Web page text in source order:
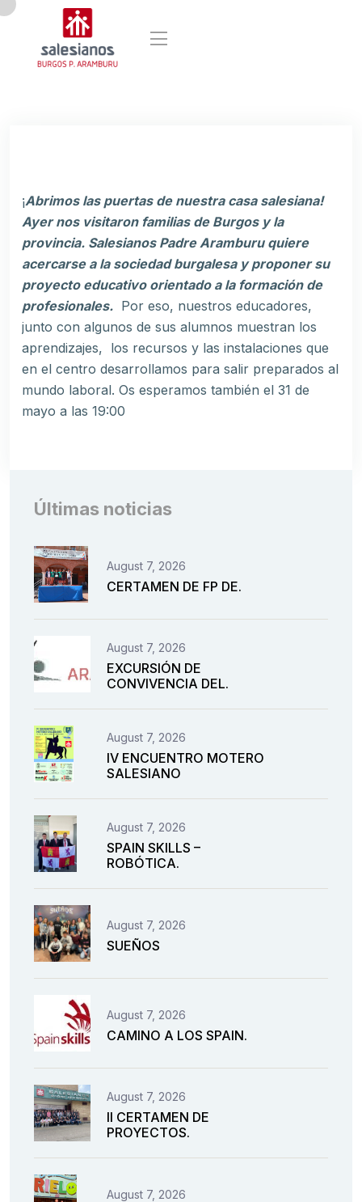
¡Abrimos las puertas de nuestra casa salesiana!
Ayer nos visitaron familias de Burgos y la
provincia. Salesianos Padre Aramburu quiere
acercarse a la sociedad burgalesa y proponer su
proyecto educativo orientado a la formación de
profesionales. Por eso, nuestros educadores,
junto con algunos de sus alumnos muestran los
aprendizajes, los recursos y las instalaciones que
en el centro desarrollamos para salir preparados al
mundo laboral. Os esperamos también el 31 de
mayo a las 19:00
Últimas noticias
August 7, 2026
CERTAMEN DE FP DE.
August 7, 2026
EXCURSIÓN DE
CONVIVENCIA DEL.
August 7, 2026
IV ENCUENTRO MOTERO
SALESIANO
August 7, 2026
SPAIN SKILLS –
ROBÓTICA.
August 7, 2026
SUEÑOS
August 7, 2026
CAMINO A LOS SPAIN.
August 7, 2026
II CERTAMEN DE
PROYECTOS.
August 7, 2026